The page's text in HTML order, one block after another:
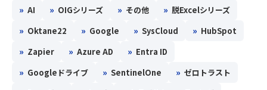
» AI » OIGシリーズ » その他 » 脱Excelシリーズ
» Oktane22 » Google » SysCloud » HubSpot
» Zapier » Azure AD » Entra ID
» Googleドライブ » SentinelOne » ゼロトラスト